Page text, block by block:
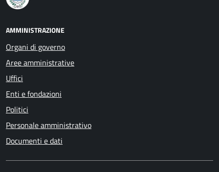
AMMINISTRAZIONE
Organi di governo
Aree amministrative
Uffici
Enti e fondazioni
Politici
Personale amministrativo
Documenti e dati